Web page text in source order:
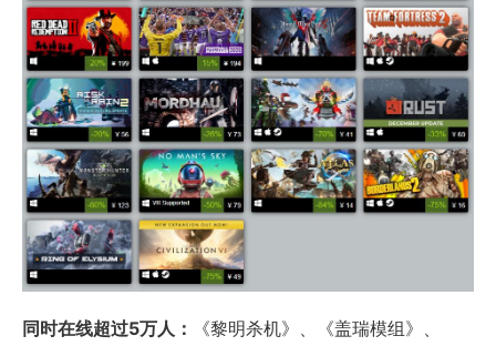
同时在线超过5万人：
《黎明杀机》、《盖瑞模组》、